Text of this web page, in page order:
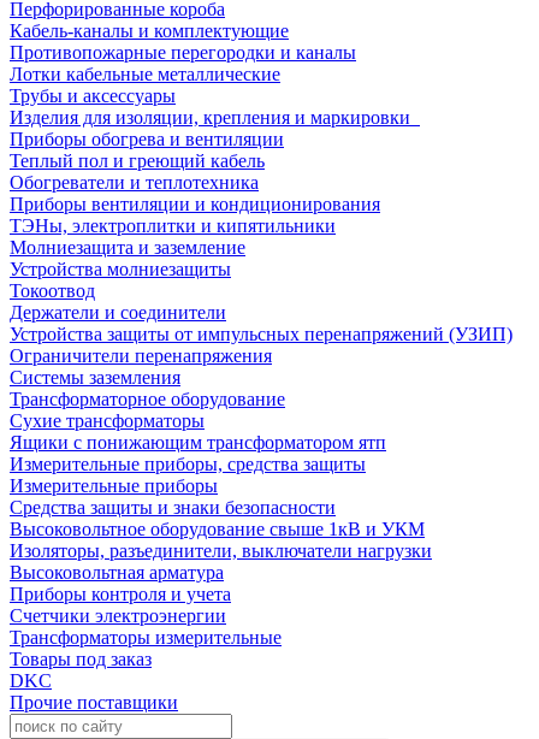
Перфорированные короба
Кабель-каналы и комплектующие
Противопожарные перегородки и каналы
Лотки кабельные металлические
Трубы и аксессуары
Изделия для изоляции, крепления и маркировки
Приборы обогрева и вентиляции
Теплый пол и греющий кабель
Обогреватели и теплотехника
Приборы вентиляции и кондиционирования
ТЭНы, электроплитки и кипятильники
Молниезащита и заземление
Устройства молниезащиты
Токоотвод
Держатели и соединители
Устройства защиты от импульсных перенапряжений (УЗИП)
Ограничители перенапряжения
Системы заземления
Трансформаторное оборудование
Сухие трансформаторы
Ящики с понижающим трансформатором ятп
Измерительные приборы, средства защиты
Измерительные приборы
Средства защиты и знаки безопасности
Высоковольтное оборудование свыше 1кВ и УКМ
Изоляторы, разъединители, выключатели нагрузки
Высоковольтная арматура
Приборы контроля и учета
Счетчики электроэнергии
Трансформаторы измерительные
Товары под заказ
DKC
Прочие поставщики